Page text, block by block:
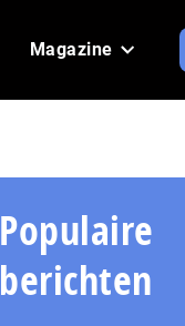
Magazine
Populaire
berichten